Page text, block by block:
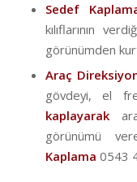
Sedef
kılıflarının
görünümden
Araç
gövdeyi, el
kaplayarak
görünümü
Kaplama 0543